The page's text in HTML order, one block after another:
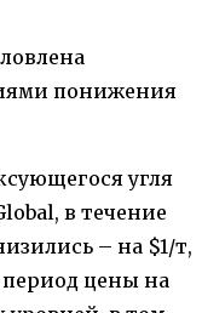
понижения
угля
в течение
– на $1/т,
период цены на